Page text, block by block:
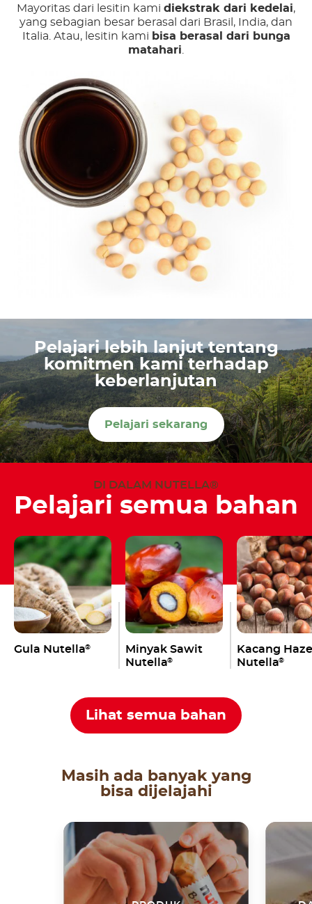
Mayoritas dari lesitin kami diekstrak dari kedelai,
yang sebagian besar berasal dari Brasil, India, dan
Italia. Atau, lesitin kami bisa berasal dari bunga
matahari
Pelajari lebih lanjut tentang
komitmen kami terhadap
keberlanjutan
Pelajari sekarang
DI DALAM NUTELLA®
Pelajari semua bahan
Gula Nutella®
Minyak Sawit
Nutella®
Kacang
Nutella®
Lihat semua bahan
Masih ada banyak yang
bisa dijelajahi